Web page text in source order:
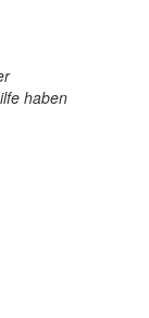
haben